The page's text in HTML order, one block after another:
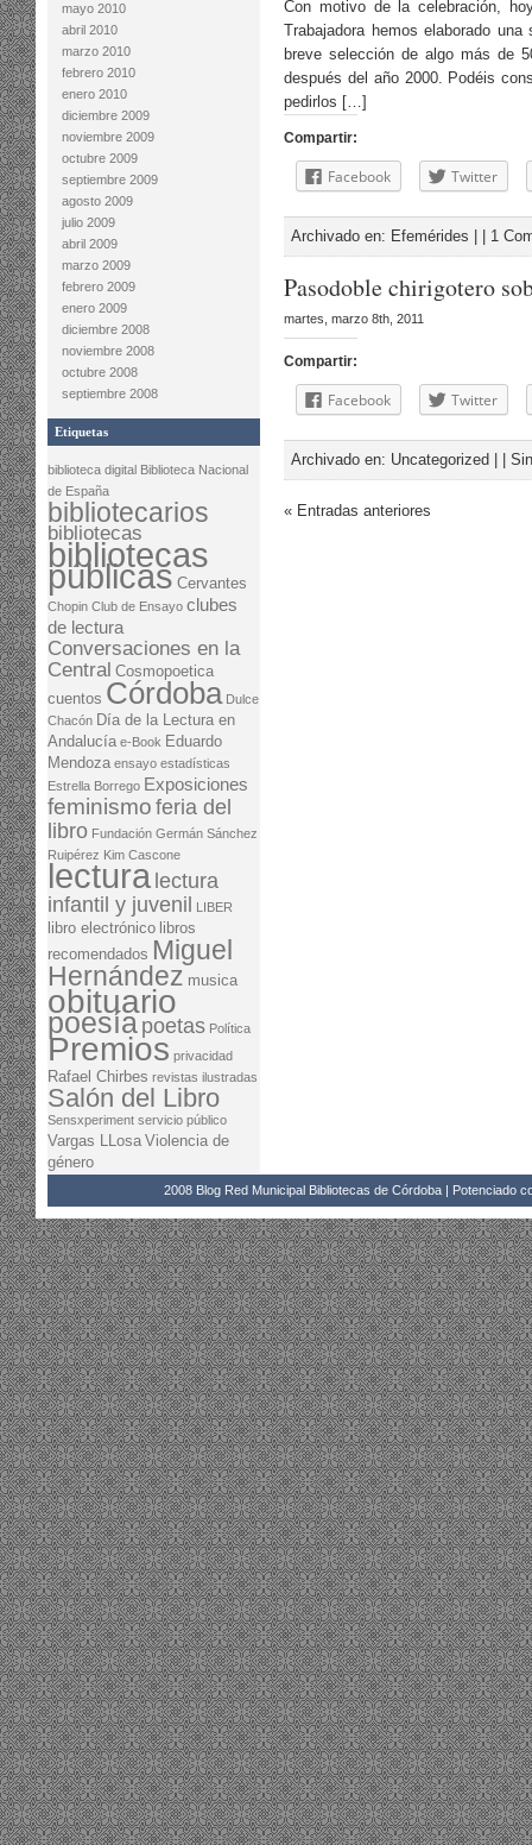
mayo 2010
abril 2010
marzo 2010
febrero 2010
enero 2010
diciembre 2009
noviembre 2009
octubre 2009
septiembre 2009
agosto 2009
julio 2009
abril 2009
marzo 2009
febrero 2009
enero 2009
diciembre 2008
noviembre 2008
octubre 2008
septiembre 2008
Etiquetas
biblioteca digital Biblioteca Nacional
de España
bibliotecarios
bibliotecas
bibliotecas
públicas Cervantes
Chopin Club de Ensayo clubes
de lectura
Conversaciones en la
Central Cosmopoetica
cuentos Córdoba Dulce
Chacón Día de la Lectura en
Andalucía e-Book Eduardo
Mendoza ensayo estadísticas
Estrella Borrego Exposiciones
feminismo feria del
libro Fundación Germán Sánchez
Ruipérez Kim Cascone
lectura lectura
infantil y juvenil
LIBER
libro electrónico libros
recomendados Miguel
Hernández musica
obituario
poesía poetas Política
Premios privacidad
Rafael Chirbes revistas ilustradas
Salón del Libro
Sensxperiment servicio público
Vargas LLosa Violencia de
género
Con motivo de la celebración,
Trabajadora hemos elaborado
breve selección de algo más de
después del año 2000. Podéis
pedirlos […]
Compartir:
Facebook Twitter
Archivado en: Efemérides 1
Pasodoble chirigotero
martes, marzo 8th, 2011
Compartir:
Facebook Twitter
Archivado en: Uncategorized
« Entradas anteriores
2008 Blog Red Municipal Bibliotecas de Córdoba | Potenciado